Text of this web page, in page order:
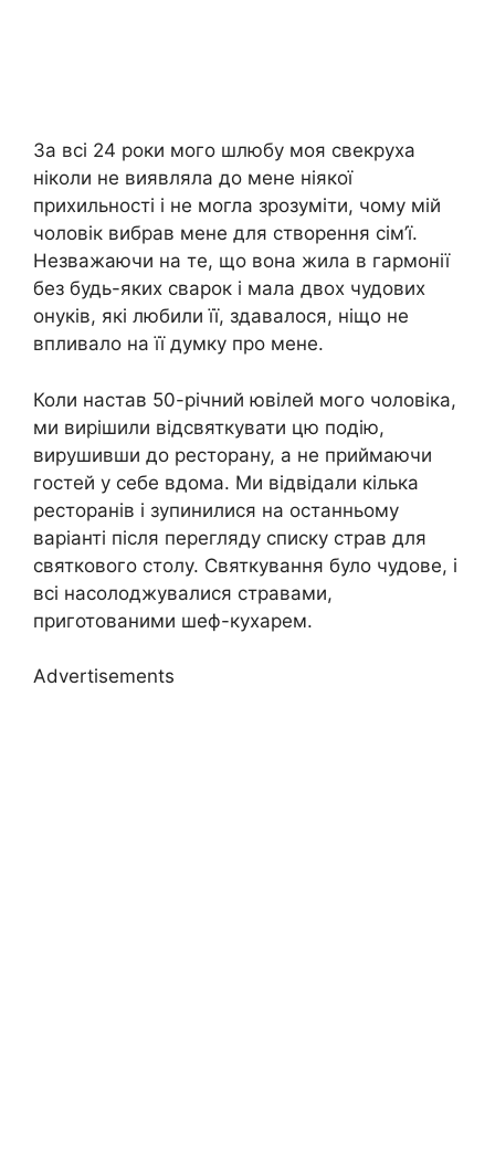
За всі 24 роки мого шлюбу моя свекруха
ніколи не виявляла до мене ніякої
прихильності і не могла зрозуміти, чому мій
чоловік вибрав мене для створення сім’ї.
Незважаючи на те, що вона жила в гармонії
без будь-яких сварок і мала двох чудових
онуків, які любили її, здавалося, ніщо не
впливало на її думку про мене.
Коли настав 50-річний ювілей мого чоловіка,
ми вирішили відсвяткувати цю подію,
вирушивши до ресторану, а не приймаючи
гостей у себе вдома. Ми відвідали кілька
ресторанів і зупинилися на останньому
варіанті після перегляду списку страв для
святкового столу. Святкування було чудове, і
всі насолоджувалися стравами,
приготованими шеф-кухарем.
Advertisements